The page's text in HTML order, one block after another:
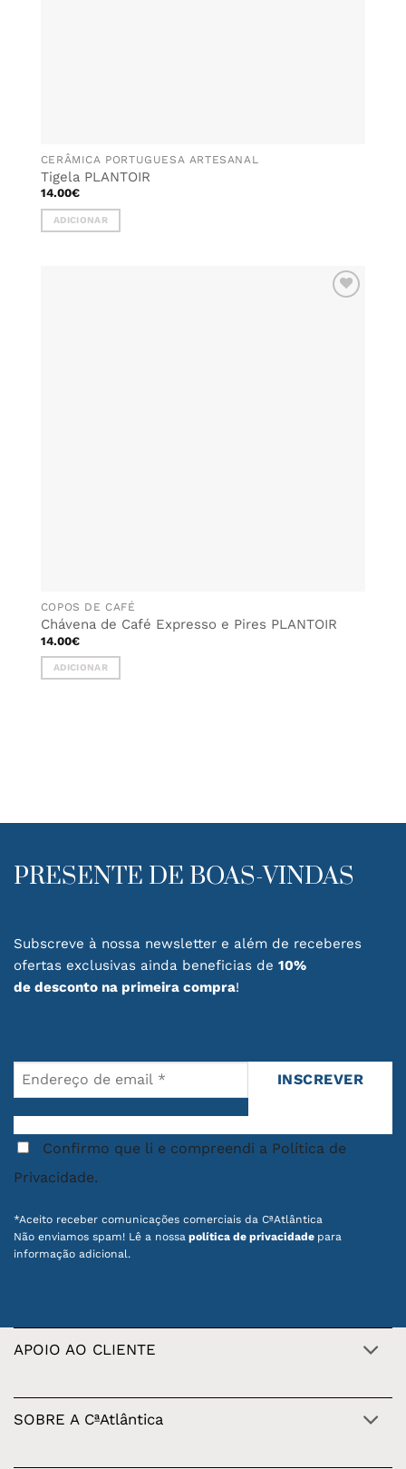
CERÂMICA PORTUGUESA ARTESANAL
Tigela PLANTOIR
14.00€
ADICIONAR
COPOS DE CAFÉ
Chávena de Café Expresso e Pires PLANTOIR
14.00€
ADICIONAR
PRESENTE DE BOAS-VINDAS
Subscreve à nossa newsletter e além de receberes
ofertas exclusivas ainda beneficias de 10%
de desconto na primeira compra!
Privacidade.
*Aceito receber comunicações comerciais da CªAtlântica
Não enviamos spam! Lê a nossa política de privacidade para
informação adicional.
APOIO AO CLIENTE
SOBRE A CªAtlântica